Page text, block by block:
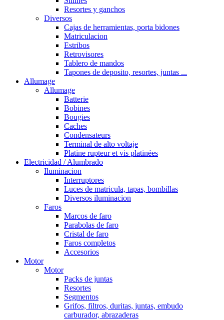
Resortes y ganchos
Diversos
Cajas de herramientas, porta bidones
Matriculacion
Estribos
Retrovisores
Tablero de mandos
Tapones de deposito, resortes, juntas ...
Allumage
Allumage
Batterie
Bobines
Bougies
Caches
Condensateurs
Terminal de alto voltaje
Platine rupteur et vis platinées
Electricidad / Alumbrado
Iluminacion
Interruptores
Luces de matricula, tapas, bombillas
Diversos iluminacion
Faros
Marcos de faro
Parabolas de faro
Cristal de faro
Faros completos
Accesorios
Motor
Motor
Packs de juntas
Resortes
Segmentos
Grifos, filtros, duritas, juntas, embudo
carburador, abrazaderas